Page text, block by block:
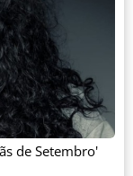
de Setembro'